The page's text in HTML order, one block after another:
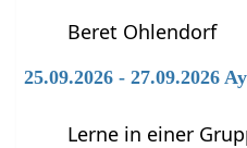
Beret Ohlendorf
25.09.2026 - 27.09.2026
Lerne in einer